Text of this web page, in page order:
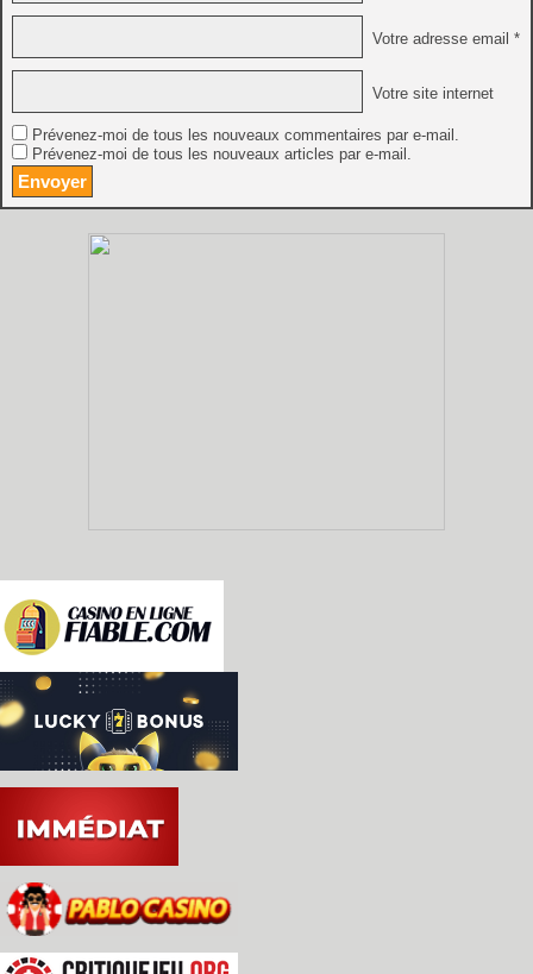
Votre adresse email *
Votre site internet
Prévenez-moi de tous les nouveaux commentaires par e-mail.
Prévenez-moi de tous les nouveaux articles par e-mail.